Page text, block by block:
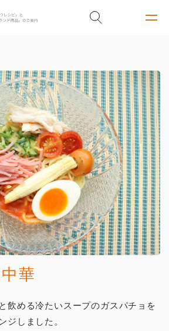
華
飲める冷たいスープのガスパチョを
ジしました。